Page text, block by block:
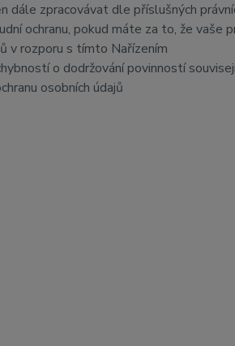
dále zpracovávat dle příslušných
ochranu, pokud máte za to, že
v rozporu s tímto Nařízením
o dodržování povinností
osobních údajů